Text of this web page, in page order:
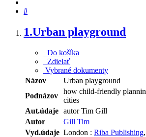
#
1.Urban playground
Do košíka
Zdielať
Vybrané dokumenty
Názov
Urban playground
Podnázov
how child-friendly
cities
Aut.údaje autor Tim Gill
Autor
Gill Tim
Vyd.údaje London : Riba Publishing